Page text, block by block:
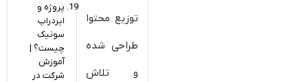
توزیع محتوا
طراحی شده
و تلاش
پروژه و
ایردراپ
سونیک
چیست؟ |
آموزش
شرکت در